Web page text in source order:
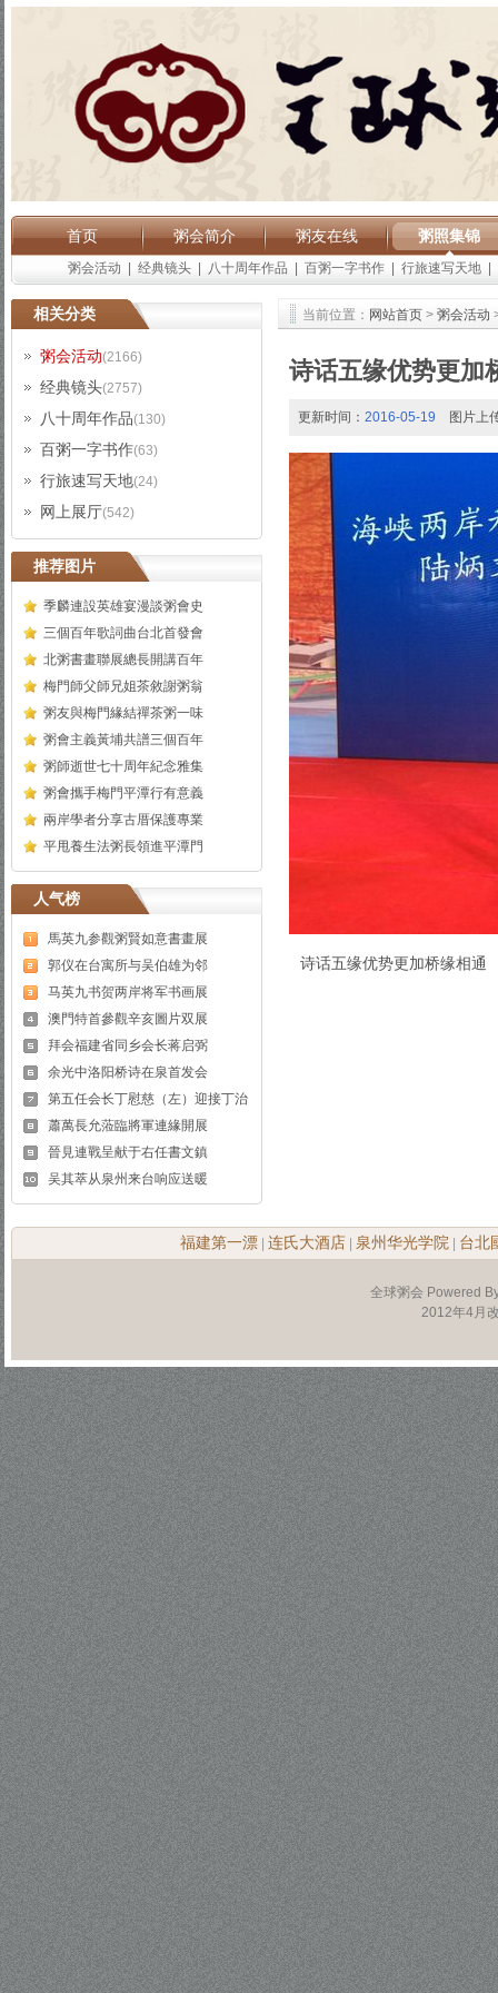
首页 粥会简介 粥友在线 粥照集锦
粥会活动 经典镜头 八十周年作品 百粥一字书作 行旅速写天地
相关分类
粥会活动(2166)
经典镜头(2757)
八十周年作品(130)
百粥一字书作(63)
行旅速写天地(24)
网上展厅(542)
推荐图片
季麟連設英雄宴漫談粥會史
三個百年歌詞曲台北首發會
北粥書畫聯展總長開講百年
梅門師父師兄姐茶敘謝粥翁
粥友與梅門緣結禪茶粥一味
粥會主義黃埔共譜三個百年
粥師逝世七十周年紀念雅集
粥會攜手梅門平潭行有意義
兩岸學者分享古厝保護專業
平甩養生法粥長領進平潭門
人气榜
馬英九参觀粥賢如意書畫展
郭仪在台寓所与吴伯雄为邻
马英九书贺两岸将军书画展
澳門特首參觀辛亥圖片双展
拜会福建省同乡会长蒋启弼
余光中洛阳桥诗在泉首发会
第五任会长丁慰慈（左）迎接丁治
蕭萬長允蒞臨將軍連緣開展
晉見連戰呈献于右任書文鎮
吴其萃从泉州来台响应送暖
当前位置： 网站首页 > 粥会活动
诗话五缘优势更加
更新时间： 2016-05-19 图片上
诗话五缘优势更加桥缘相通
福建第一漂 连氏大酒店 泉州华光学院 台北
全球粥会 Powered
2012年4月